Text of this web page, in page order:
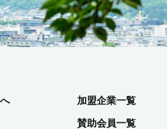
加盟企業一覧
賛助会員一覧